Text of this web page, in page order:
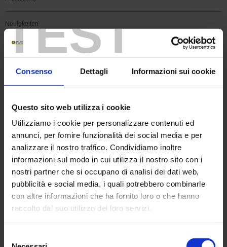
TEST
Consenso Dettagli Informazioni sui cookie
Questo sito web utilizza i cookie
Utilizziamo i cookie per personalizzare contenuti ed
annunci, per fornire funzionalità dei social media e per
analizzare il nostro traffico. Condividiamo inoltre
informazioni sul modo in cui utilizza il nostro sito con i
nostri partner che si occupano di analisi dei dati web,
pubblicità e social media, i quali potrebbero combinarle
con altre informazioni che ha fornito loro o che hanno
raccolto dal suo utilizzo dei loro servizi.
di confidenzialità
Neuigkeiten
CGV
CGV
CGV
AG